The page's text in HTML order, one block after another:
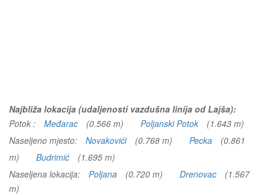
Najbliža lokacija (udaljenosti vazdušna linija od Lajša):
Potok :
Međarac (0.566 m) Poljanski Potok
(1.643 m)
Naseljeno mjesto:
Novakovići (0.768 m) Pecka
(0.861
m)
Budrimić
(1.695 m)
Naseljena lokacija:
Poljana (0.720 m) Drenovac
(1.567
m)